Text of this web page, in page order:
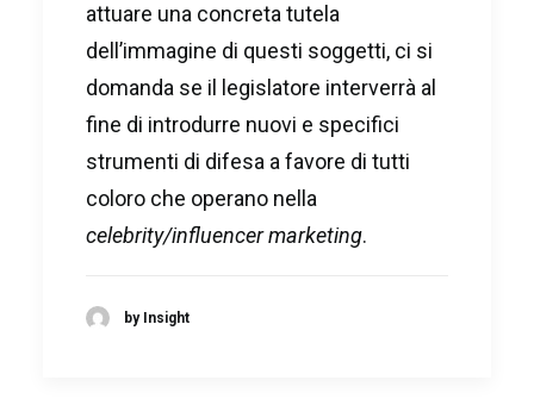
attuare una concreta tutela
dell’immagine di questi soggetti, ci si
domanda se il legislatore interverrà al
fine di introdurre nuovi e specifici
strumenti di difesa a favore di tutti
coloro che operano nella
celebrity/influencer marketing.
by Insight